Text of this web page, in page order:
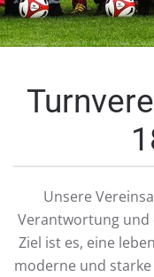
Unsere
Verantwortung
Ziel ist es, eine
moderne und